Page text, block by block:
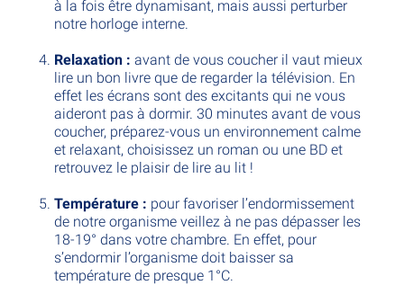
à la fois être dynamisant, mais aussi perturber
notre horloge interne.
Relaxation : avant de vous coucher il vaut mieux
lire un bon livre que de regarder la télévision. En
effet les écrans sont des excitants qui ne vous
aideront pas à dormir. 30 minutes avant de vous
coucher, préparez-vous un environnement calme
et relaxant, choisissez un roman ou une BD et
retrouvez le plaisir de lire au lit !
Température : pour favoriser l’endormissement
de notre organisme veillez à ne pas dépasser les
18-19° dans votre chambre. En effet, pour
s’endormir l’organisme doit baisser sa
température de presque 1°C.